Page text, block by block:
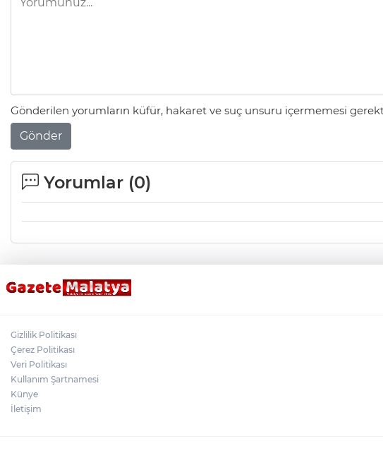
Gönderilen yorumların küfür, hakaret ve suç unsuru içermemesi
Gönder
Yorumlar (0)
Gizlilik Politikası
Çerez Politikası
Veri Politikası
Kullanım Şartnamesi
Künye
İletişim